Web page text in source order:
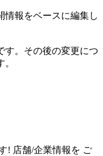
情報をベースに編集し
す。その後の変更につ
! 店舗/企業情報を ご